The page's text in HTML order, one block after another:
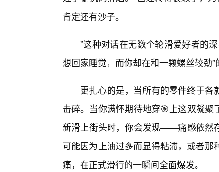
肯定还有沙子。
”这种对话在无数个轮滑爱好者的
想回家睡觉，而你却在和一颗螺丝较劲”
更扎心的是，当所有的零件终于
击碎。当你满怀期待地穿🎯上这双凝
新滑上街头时，你会发现——痛感依然
可能因为上油过多而显得粘滞，或者
痛，在正式滑行的一瞬间全面爆发。